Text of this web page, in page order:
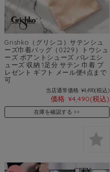
Grishko（グリシコ）サテンシュ
ーズ巾着バッグ（0229）トウシュ
ーズ ポアントシューズ バレエシ
ューズ 収納 1足分 サテン 巾着 プ
レゼント ギフト メール便4点まで
可
当店通常価格: ¥4,490(税込)
価格: ¥4,490(税込)
在庫を確認する